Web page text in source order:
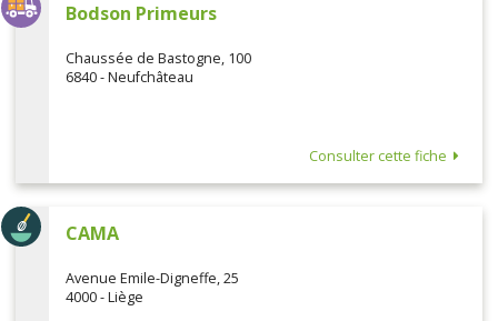
Bodson Primeurs
Chaussée de Bastogne, 100
6840 - Neufchâteau
Consulter cette fiche
CAMA
Avenue Emile-Digneffe, 25
4000 - Liège